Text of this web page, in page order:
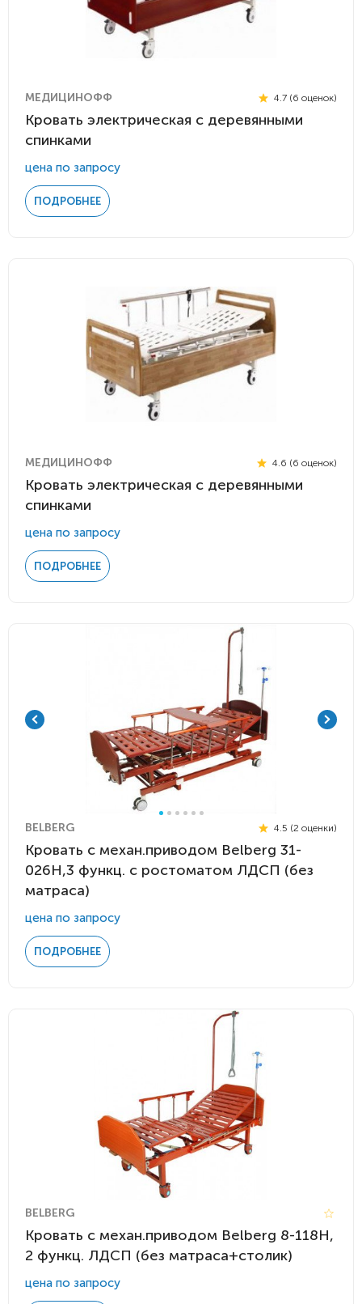
МЕДИЦИНОФФ 4.7 (6 оценок)
Кровать электрическая с деревянными
спинками
цена по запросу
ПОДРОБНЕЕ
МЕДИЦИНОФФ 4.6 (6 оценок)
Кровать электрическая с деревянными
спинками
цена по запросу
ПОДРОБНЕЕ
BELBERG 4.5 (2 оценки)
Кровать c механ.приводом Belberg 31-
026H,3 функц. с ростоматом ЛДСП (без
матраса)
цена по запросу
ПОДРОБНЕЕ
BELBERG
Кровать c механ.приводом Belberg 8-118H,
2 функц. ЛДСП (без матраса+столик)
цена по запросу